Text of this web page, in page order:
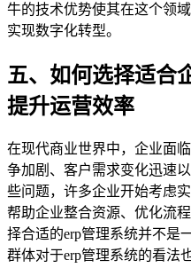
牛的技术优势使其在这个领
实现数字化转型。
五、如何选择适合
提升运营效率
在现代商业世界中，企业面
争加剧、客户需求变化迅速
些问题，许多企业开始考虑
帮助企业整合资源、优化流
择合适的erp管理系统并不是
群体对于erp管理系统的看法